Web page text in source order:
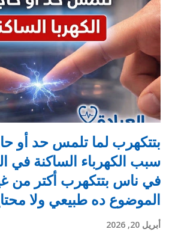
القلق والتوتر: ممكن يسببوا تنميل أو وخز
الأعصاب. 6. أمراض عصبية أو مناعية: زي
المتعدد. 7. الجلطات: التنميل المفاجئ
أخرى...
بتتكهرب لما تلمس حد أو
سبب الكهرباء الساكنة في
في ناس بتتكهرب أكتر من
الموضوع ده طبيعي ولا
أبريل 20, 2026